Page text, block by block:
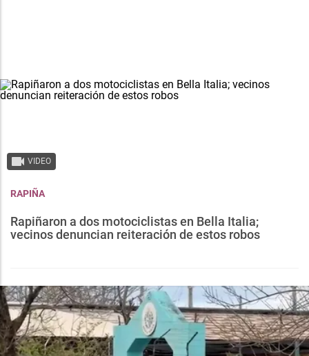
VIDEO
RAPIÑA
Rapiñaron a dos motociclistas en Bella Italia;
vecinos denuncian reiteración de estos robos